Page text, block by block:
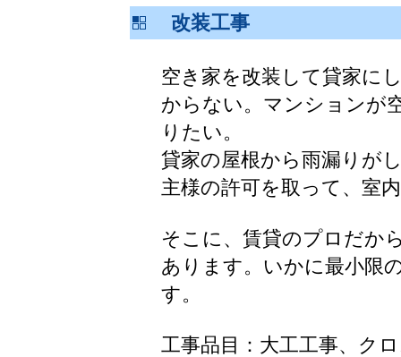
改装工事
空き家を改装して貸家に
からない。マンションが
りたい。
貸家の屋根から雨漏りが
主様の許可を取って、室
そこに、賃貸のプロだか
あります。いかに最小限
す。
工事品目：大工工事、ク